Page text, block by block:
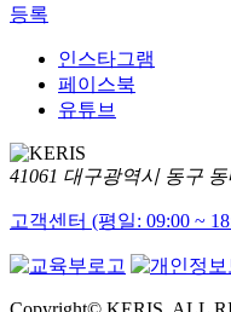
등록
인스타그램
페이스북
유튜브
41061 대구광역시 동구
고객센터 (평일: 09:00 ~